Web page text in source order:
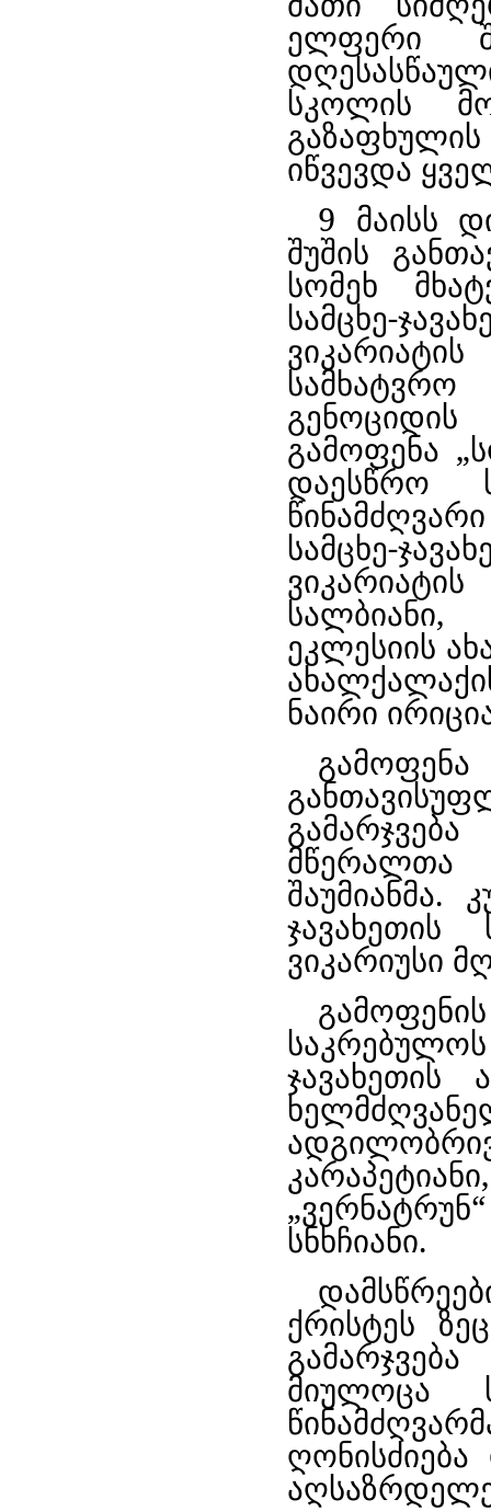
ელფერი
სკოლის
იწვევდა
9 მაისს
შუშის
სომეხ
სამცხე-
გამოფენა
დაესწრო
სამცხე-
ეკლესიის
ნაირი
მწერალთა
შაუმიანმა.
ვიკარიუსი
ჯავახეთის
სნხჩიანი.
ქრისტეს
მიულოცა